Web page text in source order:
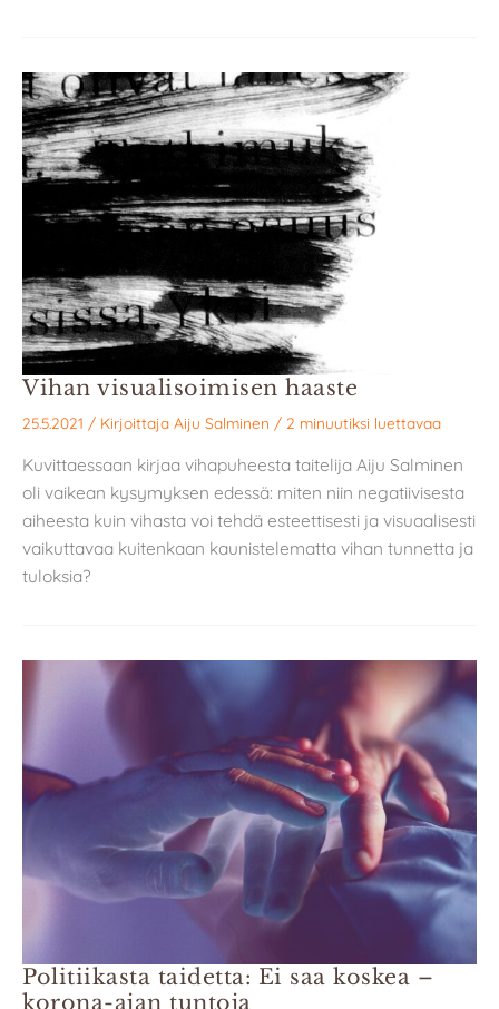
Vihan visualisoimisen haaste
25.5.2021 / Kirjoittaja Aiju Salminen / 2 minuutiksi luettavaa
Kuvittaessaan kirjaa vihapuheesta taitelija Aiju Salminen
oli vaikean kysymyksen edessä: miten niin negatiivisesta
aiheesta kuin vihasta voi tehdä esteettisesti ja visuaalisesti
vaikuttavaa kuitenkaan kaunistelematta vihan tunnetta ja
tuloksia?
Politiikasta taidetta: Ei saa koskea –
korona-ajan tuntoja